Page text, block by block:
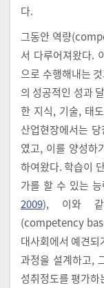
다.
그동안 역량
서 다루어져왔다.
으로 수행해내는
의 성공적인 성과
한 지식, 기술, 태
산업현장에서는
였고, 이를 양성하
하여왔다. 학습이
가를 할 수 있는
2009), 이와 같
(competency
대사회에서 예견
과정을 설계하고,
성취정도를 평가